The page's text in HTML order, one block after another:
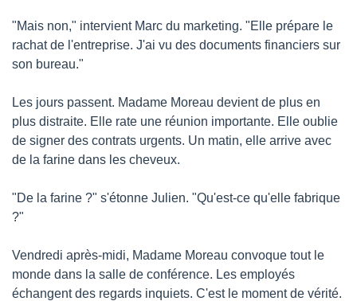
"Mais non," intervient Marc du marketing. "Elle prépare le
rachat de l'entreprise. J'ai vu des documents financiers sur
son bureau."
Les jours passent. Madame Moreau devient de plus en
plus distraite. Elle rate une réunion importante. Elle oublie
de signer des contrats urgents. Un matin, elle arrive avec
de la farine dans les cheveux.
"De la farine ?" s'étonne Julien. "Qu'est-ce qu'elle fabrique
?"
Vendredi après-midi, Madame Moreau convoque tout le
monde dans la salle de conférence. Les employés
échangent des regards inquiets. C'est le moment de vérité.